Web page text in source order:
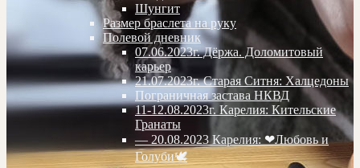
Шунгит
Размер браслета на руку
Полевой дневник
07.06.2023г. Дёржа. Доломитовый
карьер
21.07.2023г. Старая Ситня: Халцедоны
Пограничная застава НКВД
11-12.08.2023г. Карелия: Кительские
Гранаты
— 20.08.2023 Карелия: ❤Любовь и
Голуби🕊